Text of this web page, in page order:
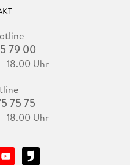
79 00
18.00 Uhr
75 75
18.00 Uhr